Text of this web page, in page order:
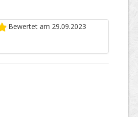
Bewertet am 29.09.2023